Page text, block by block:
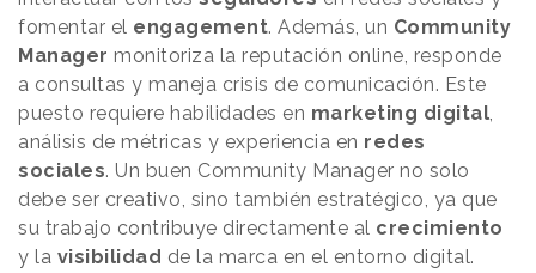
fomentar el engagement. Además, un Community
Manager monitoriza la reputación online, responde
a consultas y maneja crisis de comunicación. Este
puesto requiere habilidades en marketing digital,
análisis de métricas y experiencia en redes
sociales. Un buen Community Manager no solo
debe ser creativo, sino también estratégico, ya que
su trabajo contribuye directamente al crecimiento
y la visibilidad de la marca en el entorno digital.